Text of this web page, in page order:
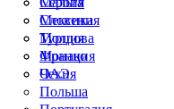
Мексика
Молдова
Монако
ОАЭ
Польша
Словения
Турция
Франция
Чехия